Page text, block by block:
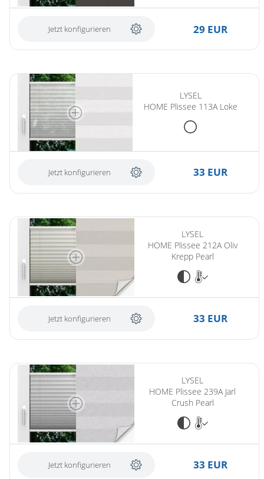
Jetzt konfigurieren 29 EUR
LYSEL
HOME Plissee 113A Loke
Jetzt konfigurieren 33 EUR
LYSEL
HOME Plissee 212A Oliv
Krepp Pearl
Jetzt konfigurieren 33 EUR
LYSEL
HOME Plissee 239A Jarl
Crush Pearl
Jetzt konfigurieren 33 EUR